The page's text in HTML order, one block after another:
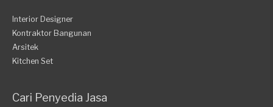
Interior Designer
Kontraktor Bangunan
Arsitek
Kitchen Set
Cari Penyedia Jasa